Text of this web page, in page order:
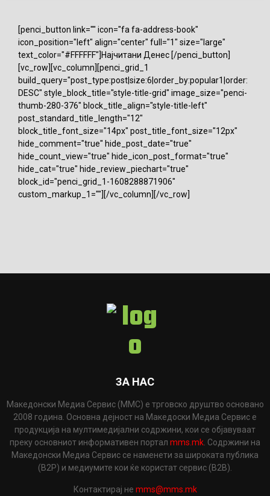
[penci_button link="" icon="fa fa-address-book"
icon_position="left" align="center" full="1" size="large"
text_color="#FFFFFF"]Најчитани Денес [/penci_button]
[vc_row][vc_column][penci_grid_1
build_query="post_type:post|size:6|order_by:popular1|order:
DESC" style_block_title="style-title-grid" image_size="penci-
thumb-280-376" block_title_align="style-title-left"
post_standard_title_length="12"
block_title_font_size="14px" post_title_font_size="12px"
hide_comment="true" hide_post_date="true"
hide_count_view="true" hide_icon_post_format="true"
hide_cat="true" hide_review_piechart="true"
block_id="penci_grid_1-1608288871906"
custom_markup_1=""][/vc_column][/vc_row]
ЗА НАС
Македонски Медиа Сервис (ММС) е трговско друштво основано
2008 година. Основна дејност на Македоски Медиа Сервис е
продукција на мултимедијални содржини, кои се објавуваат
преку основниот информативен портал mms.mk . Содржини на
Македонски Медиа Сервис се наменети за широката публика
(B2P) и медиумите кои ќе користат сервис (B2B).
Контактирај не mms@mms.mk